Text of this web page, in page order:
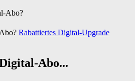
Abo?
Rabattiertes Digital-Upgrade
Abo...